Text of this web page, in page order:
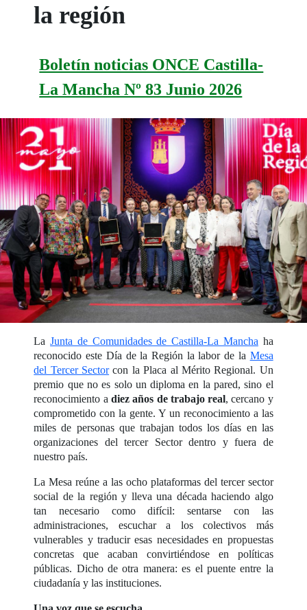
la región
Boletín noticias ONCE Castilla-
La Mancha Nº 83 Junio 2026
LaJunta de Comunidades de Castilla-La Mancha ha
reconocido este Día de la Región la labor de la Mesa
del Tercer Sectorcon la Placa al Mérito Regional. Un
premio que no es solo un diploma en la pared, sino el
reconocimiento a diez años de trabajo real, cercano y
comprometido con la gente. Y un reconocimiento a las
miles de personas que trabajan todos los días en las
organizaciones del tercer Sector dentro y fuera de
nuestro país.
La Mesa reúne a las ocho plataformas del tercer sector
social de la región y lleva una década haciendo algo
tan necesario como difícil: sentarse con las
administraciones, escuchar a los colectivos más
vulnerables y traducir esas necesidades en propuestas
concretas que acaban convirtiéndose en políticas
públicas. Dicho de otra manera: es el puente entre la
ciudadanía y las instituciones.